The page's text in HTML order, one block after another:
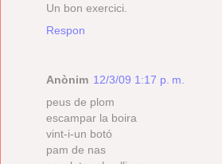
Un bon exercici.
Respon
Anònim 12/3/09 1:17 p. m.
peus de plom
escampar la boira
vint-i-un botó
pam de nas